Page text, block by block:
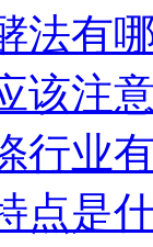
法有
该注
行业
点是